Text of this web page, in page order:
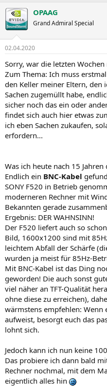
OPAAG
Grand Admiral Special
02.04.2020
Sorry, war die letzten
Zum Thema: Ich muss
den Keller meiner Eltern, den
Sachen zugemüllt habe,
sicher noch das ein oder
findet sich auch hier etwas
ich eben Sachen zukaufen,
erfordern...
Was ich heute nach 15
Endlich ein BNC-Kabel
SONY F520 in Betrieb
moderneren Rechner mit
Bekannten gerade
Ergebnis: DER WAHNSINN!
Der F520 liefert auch so
Bild, 1600x1200 sind mit
leichtem Abfall der Schärfe
wurden ja meist für 85Hz-
Mit BNC-Kabel ist das Ding
geworden! Die auch sonst
viel näher an TFT-Qualität
ohne diese zu erreichen),
wärmstens empfehlen: Wenn
aufweist, besorgt euch das
lohnt sich.
Jedoch kann ich nun keine
Das probiere ich dann bald
Rechner nochmal, mit dem
eigentlich alles hin